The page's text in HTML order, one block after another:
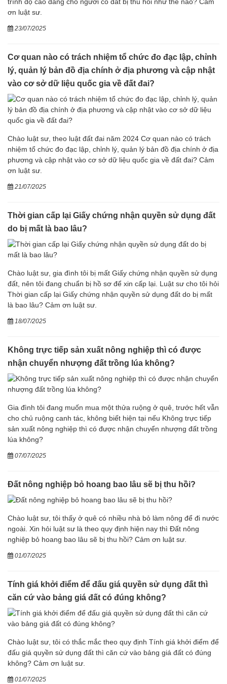
trình độ cao đẳng cho người có đất bị thu hồi như thế nào? Cảm
ơn luật sư.
23/07/2025
Cơ quan nào có trách nhiệm tổ chức đo đạc lập, chỉnh
lý, quản lý bản đồ địa chính ở địa phương và cập nhật
vào cơ sở dữ liệu quốc gia về đất đai?
Chào luật sư, theo luật đất đai năm 2024 Cơ quan nào có trách
nhiệm tổ chức đo đạc lập, chỉnh lý, quản lý bản đồ địa chính ở địa
phương và cập nhật vào cơ sở dữ liệu quốc gia về đất đai? Cảm
ơn luật sư.
21/07/2025
Thời gian cấp lại Giấy chứng nhận quyền sử dụng đất
do bị mất là bao lâu?
Chào luật sư, gia đình tôi bị mất Giấy chứng nhận quyền sử dụng
đất, nên tôi đang chuẩn bị hồ sơ để xin cấp lại. Luật sư cho tôi hỏi
Thời gian cấp lại Giấy chứng nhận quyền sử dụng đất do bị mất
là bao lâu? Cảm ơn luật sư.
18/07/2025
Không trực tiếp sản xuất nông nghiệp thì có được
nhận chuyển nhượng đất trồng lúa không?
Gia đình tôi đang muốn mua một thửa ruộng ở quê, trước hết vẫn
cho chủ ruộng canh tác, không biết hiện tại nếu Không trực tiếp
sản xuất nông nghiệp thì có được nhận chuyển nhượng đất trồng
lúa không?
07/07/2025
Đất nông nghiệp bỏ hoang bao lâu sẽ bị thu hồi?
Chào luật sư, tôi thấy ở quê có nhiều nhà bỏ làm nông để đi nước
ngoài. Xin hỏi luật sư là theo quy định hiện nay thì Đất nông
nghiệp bỏ hoang bao lâu sẽ bị thu hồi? Cảm ơn luật sư.
01/07/2025
Tính giá khởi điểm để đấu giá quyền sử dụng đất thì
căn cứ vào bảng giá đất có đúng không?
Chào luật sư, tôi có thắc mắc theo quy định Tính giá khởi điểm để
đấu giá quyền sử dụng đất thì căn cứ vào bảng giá đất có đúng
không? Cảm ơn luật sư.
01/07/2025